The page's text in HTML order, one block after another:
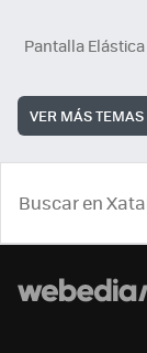
Pantalla Elástica
VER MÁS TEMAS